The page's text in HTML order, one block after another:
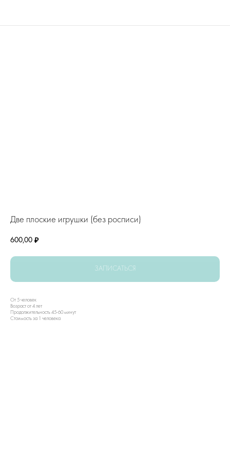
Две плоские игрушки (без росписи)
600,00 ₽
ЗАПИСАТЬСЯ
От 5 человек
Возраст от 4 лет
Продолжительность 45-60 минут
Стоимость за 1 человека